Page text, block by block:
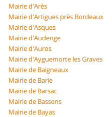
Mairie d'Arès
Mairie d'Artigues près Bordeaux
Mairie d'Asques
Mairie d'Audenge
Mairie d'Auros
Mairie d'Ayguemorte les Graves
Mairie de Baigneaux
Mairie de Barie
Mairie de Barsac
Mairie de Bassens
Mairie de Bayas